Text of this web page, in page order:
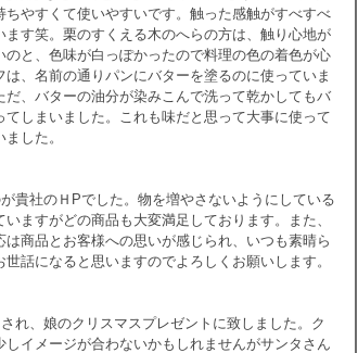
やすくて使いやすいです。触った感触がすべすべ
す笑。栗のすくえる木のへらの方は、触り心地が
と、色味が白っぽかったので料理の色の着色が心
、名前の通りパンにバターを塗るのに使っていま
、バターの油分が染みこんで洗って乾かしてもバ
しまいました。これも味だと思って大事に使って
した。
貴社のＨPでした。物を増やさないようにしている
ますがどの商品も大変満足しております。また、
商品とお客様への思いが感じられ、いつも素晴ら
話になると思いますのでよろしくお願いします。
れ、娘のクリスマスプレゼントに致しました。ク
イメージが合わないかもしれませんがサンタさん